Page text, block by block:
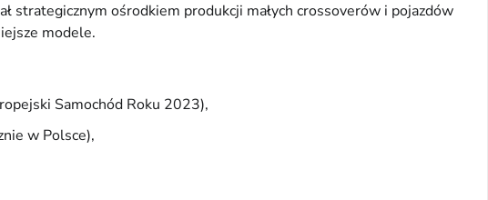
strategicznym ośrodkiem produkcji małych crossoverów i pojazdów
modele.
Samochód Roku 2023),
w Polsce),